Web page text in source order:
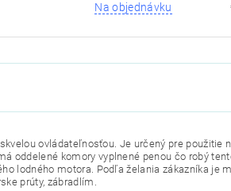
Na objednávku
ovládateľnosťou. Je určený pre použitie
oddelené komory vyplnené penou čo robý
lodného motora. Podľa želania zákazníka je
prúty, zábradlím.